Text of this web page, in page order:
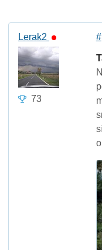
Lerak2
73
#